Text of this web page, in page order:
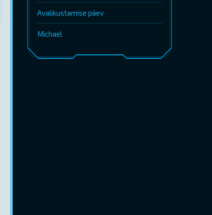
Avalikustamise päev
Michael